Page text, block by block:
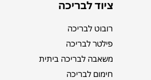
ציוד לבריכה
רובוט לבריכה
פילטר לבריכה
משאבה לבריכה ביתית
חימום לבריכה